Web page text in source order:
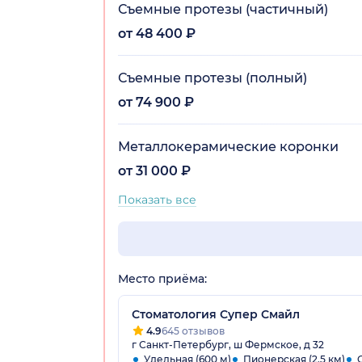
Съемные протезы (частичный)
от 48 400 ₽
Съемные протезы (полный)
от 74 900 ₽
Металлокерамические коронки
от 31 000 ₽
Показать все
Место приёма:
Стоматология Супер Смайл
4.9645 отзывов
г Санкт-Петербург, ш Фермское, д 32
Удельная (600 м)
Пионерская (2.5 км)